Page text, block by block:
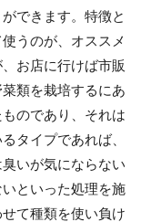
できます。特徴と
うのが、オススメ
お店に行けば市販
類を栽培するにあ
のであり、それは
タイプであれば、
いが気にならない
といった処理を施
て種類を使い負け